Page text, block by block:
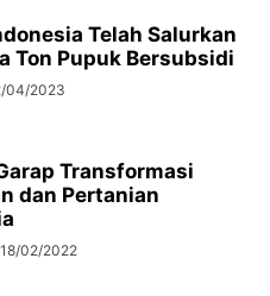
Telah Salurkan
Ton Pupuk Bersubsidi
04/2023
Transformasi
dan Pertanian
18/02/2022